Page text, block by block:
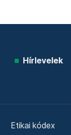
Hírlevelek
Etikai kódex